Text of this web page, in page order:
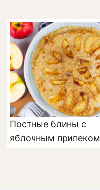
Постные блины с
яблочным припеком